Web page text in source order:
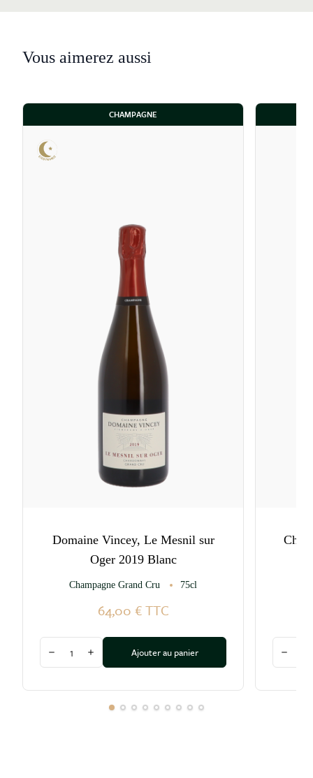
de 35 ans, elle assemble la totalité des cépages du
liège avec agrafe, ce qui lui confère une texture
soyeuse et une très belle longueur.
Vous aimerez aussi
CHAMPAGNE
Domaine Vincey, Le Mesnil sur
Oger 2019 Blanc
Champagne Grand Cru 75cl
64,00 €TTC
Quantité
Diminuer la quantité
Augmenter la quantité
Ajouter au panier
Quantité